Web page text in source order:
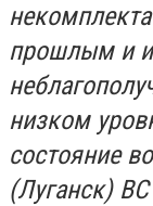
прошлым и
низком
состояние
(Луганск)